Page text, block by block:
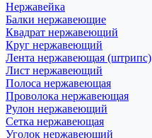
Нержавейка
Балки нержавеющие
Квадрат нержавеющий
Круг нержавеющий
Лента нержавеющая (штрипс)
Лист нержавеющий
Полоса нержавеющая
Проволока нержавеющая
Рулон нержавеющий
Сетка нержавеющая
Уголок нержавеющий